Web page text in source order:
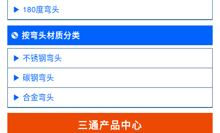
180度弯头
按弯头材质分类
不锈钢弯头
碳钢弯头
合金弯头
三通产品中心